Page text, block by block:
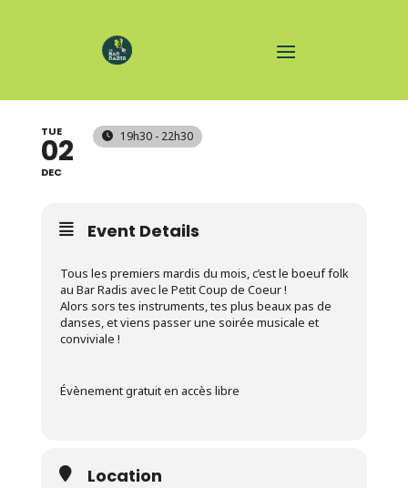
TUE
02
DEC
19h30 - 22h30
Event Details
Tous les premiers mardis du mois, c’est le boeuf folk
au Bar Radis avec le Petit Coup de Coeur !
Alors sors tes instruments, tes plus beaux pas de
danses, et viens passer une soirée musicale et
conviviale !
Évènement gratuit en accès libre
Location